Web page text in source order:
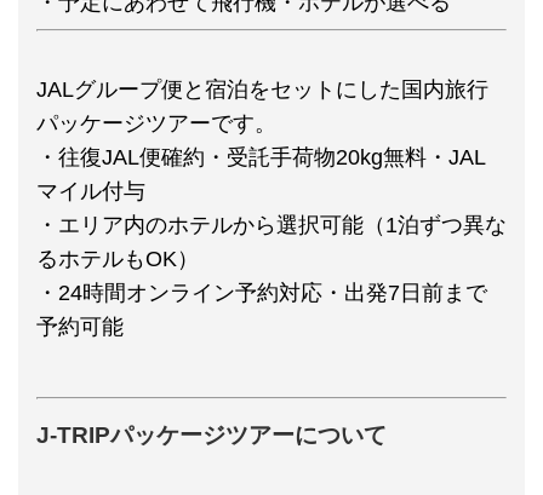
JALグループ便と宿泊をセットにした国内旅行
パッケージツアーです。
・往復JAL便確約・受託手荷物20kg無料・JAL
マイル付与
・エリア内のホテルから選択可能（1泊ずつ異な
るホテルもOK）
・24時間オンライン予約対応・出発7日前まで
予約可能
J-TRIPパッケージツアーについて